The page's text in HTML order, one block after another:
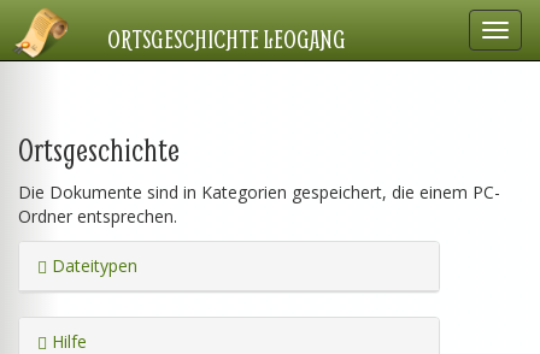
ORTSGESCHICHTE LEOGANG
Ortsgeschichte
Die Dokumente sind in Kategorien gespeichert, die einem PC-
Ordner entsprechen.
Dateitypen
Hilfe